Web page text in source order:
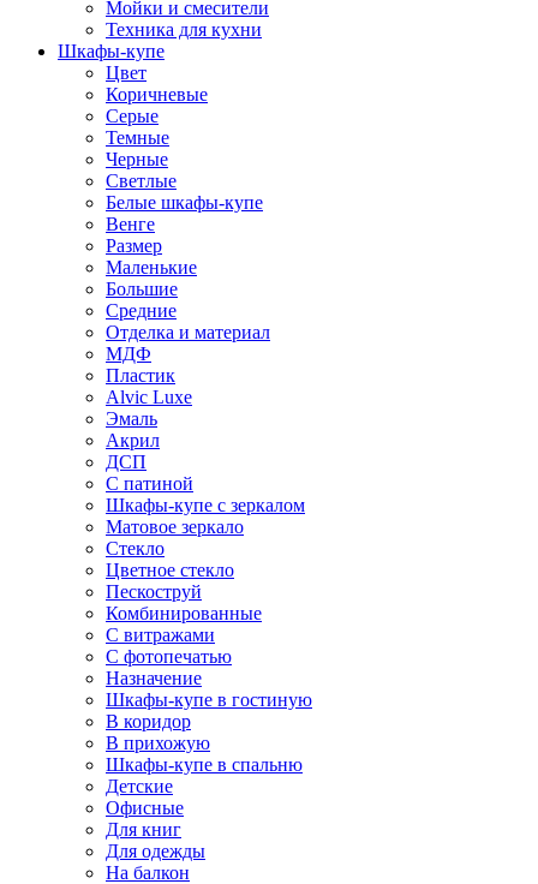
Мойки и смесители
Техника для кухни
Шкафы-купе
Цвет
Коричневые
Серые
Темные
Черные
Светлые
Белые шкафы-купе
Венге
Размер
Маленькие
Большие
Средние
Отделка и материал
МДФ
Пластик
Alvic Luxe
Эмаль
Акрил
ДСП
С патиной
Шкафы-купе с зеркалом
Матовое зеркало
Стекло
Цветное стекло
Пескоструй
Комбинированные
С витражами
С фотопечатью
Назначение
Шкафы-купе в гостиную
В коридор
В прихожую
Шкафы-купе в спальню
Детские
Офисные
Для книг
Для одежды
На балкон